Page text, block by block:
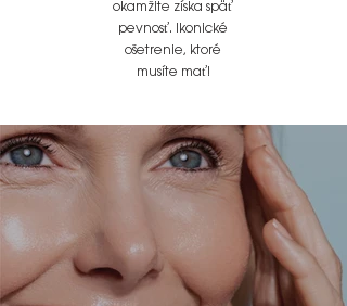
okamžite získa späť
pevnosť. Ikonické
ošetrenie, ktoré
musíte mať!